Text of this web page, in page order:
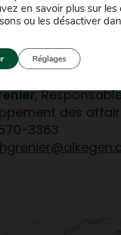
, Représentante
4603
Québec et Ouest
,
des
3363
en savoir plus sur les
ou les désactiver
Réglages